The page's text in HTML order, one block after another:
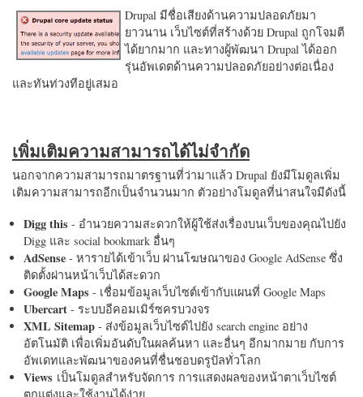
Drupal มีชื่อเสียงด้านความปลอดภัยมา
ยาวนาน เว็บไซต์ที่สร้างด้วย Drupal ถูกโจมตี
ได้ยากมาก และทางผู้พัฒนา Drupal ได้ออก
รุ่นอัพเดตด้านความปลอดภัยอย่างต่อเนื่อง
และทันท่วงทีอยู่เสมอ
เพิ่มเติมความสามารถได้ไม่จำกัด
นอกจากความสามารถมาตรฐานที่ว่ามาแล้ว Drupal ยังมีโมดูลเพิ่ม
เติมความสามารถอีกเป็นจำนวนมาก ตัวอย่างโมดูลที่น่าสนใจมีดังนี้
Digg this - อำนวยความสะดวกให้ผู้ใช้ส่งเรื่องบนเว็บของคุณไปยัง
Digg และ social bookmark อื่นๆ
AdSense - หารายได้เข้าเว็บ ผ่านโฆษณาของ Google AdSense ซึ่ง
ติดตั้งผ่านหน้าเว็บได้สะดวก
Google Maps - เชื่อมข้อมูลเว็บไซต์เข้ากับแผนที่ Google Maps
Ubercart - ระบบอีคอมเมิร์ซครบวงจร
XML Sitemap - ส่งข้อมูลเว็บไซต์ไปยัง search engine อย่าง
อัตโนมัติ เพื่อเพิ่มอันดับในผลค้นหา และอื่นๆ อีกมากมาย กับการ
อัพเดทและพัฒนาของคนที่ชื่นชอบดรูปัลทั่วโลก
Views เป็นโมดูลสำหรับจัดการ การแสดงผลของหน้าตาเว็บไซต์